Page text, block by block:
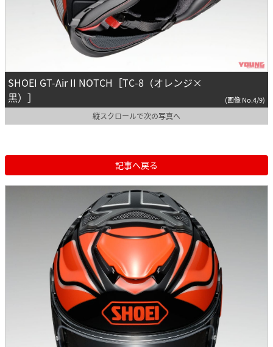
SHOEI GT-Air II NOTCH［TC-8（オレンジ×
黒）］
(画像 No.4/9)
縦スクロールで次の写真へ
記事へ戻る